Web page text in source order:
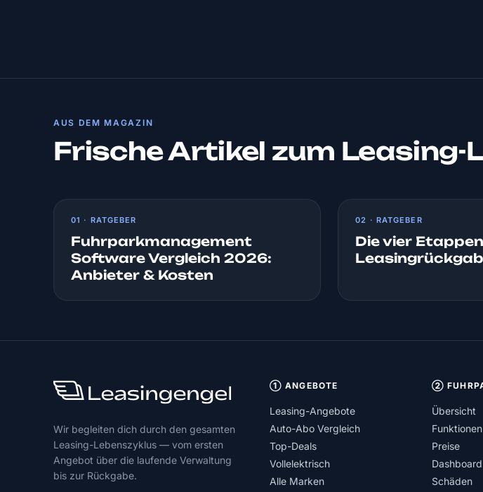
AUS DEM MAGAZIN
Frische Artikel zum Leasing-
01 · RATGEBER
Fuhrparkmanagement
Software Vergleich 2026:
Anbieter & Kosten
02 · RATGEBER
Die vier
Wir begleiten dich durch den gesamten
Leasing-Lebenszyklus — vom ersten
Angebot über die laufende Verwaltung
bis zur Rückgabe.
① ANGEBOTE
Leasing-Angebote
Auto-Abo Vergleich
Top-Deals
Vollelektrisch
Alle Marken
②
Übersicht
Funktionen
Preise
Dashboard
Schäden